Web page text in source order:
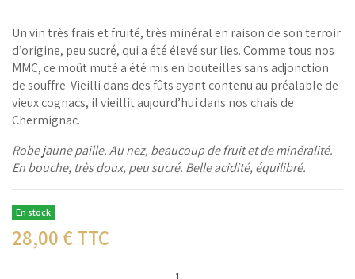
Un vin très frais et fruité, très minéral en raison de son terroir
d’origine, peu sucré, qui a été élevé sur lies. Comme tous nos
MMC, ce moût muté a été mis en bouteilles sans adjonction
de souffre. Vieilli dans des fûts ayant contenu au préalable de
vieux cognacs, il vieillit aujourd’hui dans nos chais de
Chermignac.
Robe jaune paille. Au nez, beaucoup de fruit et de minéralité.
En bouche, très doux, peu sucré. Belle acidité, équilibré.
En stock
28,00€ TTC